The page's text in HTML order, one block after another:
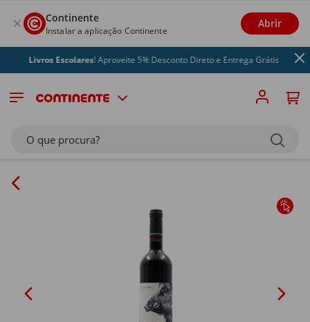
Continente
Instalar a aplicação Continente
Abrir
Livros Escolares! Aproveite 5% Desconto Direto e Entrega Grátis
O que procura?